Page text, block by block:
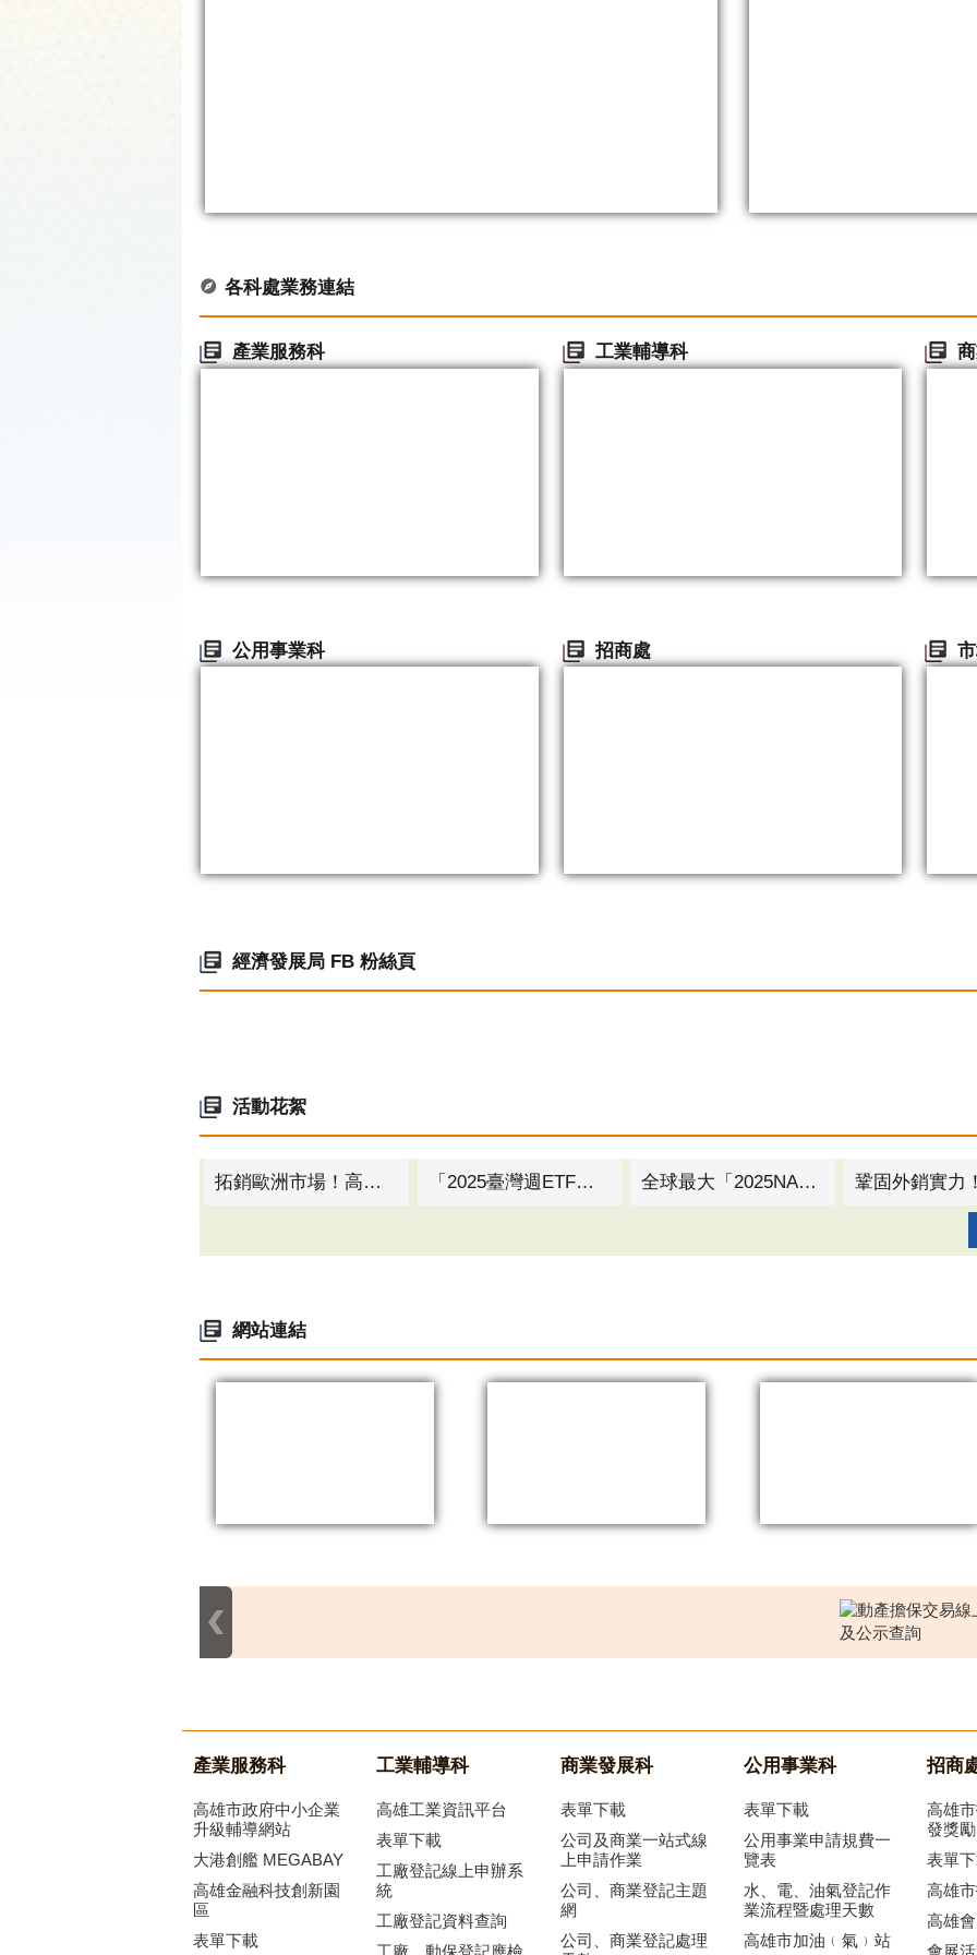
各科處業務連結
產業服務科 工業輔導科
公用事業科 招商處
經濟發展局 FB 粉絲頁
活動花絮
高市府率螺絲公會與美國扣件通路龍頭BBI公司簽署MOU 助台灣扣件拓銷北美市場 高雄淨零轉型解方論壇登場 逾百間企業激盪四大減碳議題 突圍關稅挑戰！高市府攜手台灣螺絲公會 率隊進軍北美最大螺絲扣件展
網站連結
產業服務科
高雄市政府中小企業
升級輔導網站
大港創艦 MEGABAY
高雄金融科技創新園
區
表單下載
工業輔導科
高雄工業資訊平台
表單下載
工廠登記線上申辦系
統
工廠登記資料查詢
工廠、動保登記應檢
商業發展科
表單下載
公司及商業一站式線
上申請作業
公司、商業登記主題
網
公司、商業登記處理
公用事業科
表單下載
公用事業申請規費一
覽表
水、電、油氣登記作
業流程暨處理天數
高雄市加油﹙氣﹚站
招商
高雄
發獎勵
表單
高雄
高雄
會展